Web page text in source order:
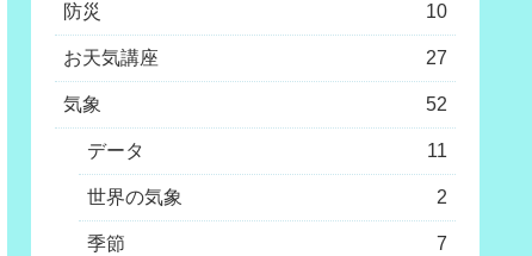
防災 10
お天気講座 27
気象 52
データ 11
世界の気象 2
季節 7